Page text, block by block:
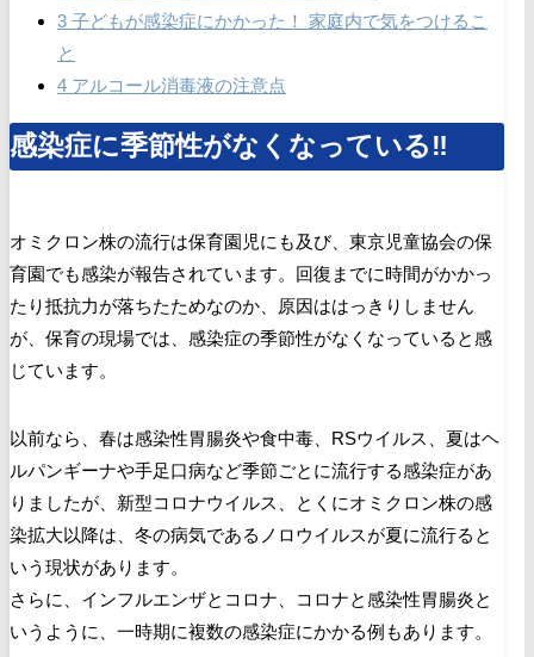
3 子どもが感染症にかかった！ 家庭内で気をつけるこ
と
4 アルコール消毒液の注意点
感染症に季節性がなくなっている‼
オミクロン株の流行は保育園児にも及び、東京児童協会の保
育園でも感染が報告されています。回復までに時間がかかっ
たり抵抗力が落ちたためなのか、原因ははっきりしません
が、保育の現場では、感染症の季節性がなくなっていると感
じています。
以前なら、春は感染性胃腸炎や食中毒、RSウイルス、夏はヘ
ルパンギーナや手足口病など季節ごとに流行する感染症があ
りましたが、新型コロナウイルス、とくにオミクロン株の感
染拡大以降は、冬の病気であるノロウイルスが夏に流行ると
いう現状があります。
さらに、インフルエンザとコロナ、コロナと感染性胃腸炎と
いうように、一時期に複数の感染症にかかる例もあります。